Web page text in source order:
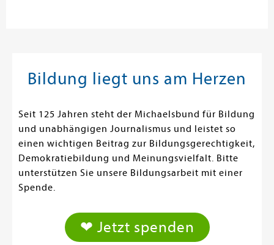
Bildung liegt uns am Herzen
Seit 125 Jahren steht der Michaelsbund für Bildung
und unabhängigen Journalismus und leistet so
einen wichtigen Beitrag zur Bildungsgerechtigkeit,
Demokratiebildung und Meinungsvielfalt. Bitte
unterstützen Sie unsere Bildungsarbeit mit einer
Spende.
❤ Jetzt spenden